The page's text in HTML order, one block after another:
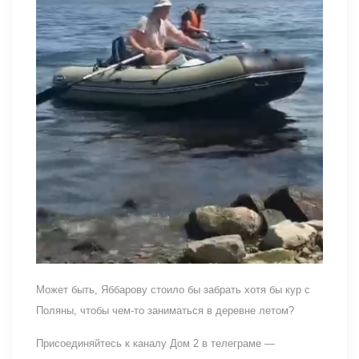
Может быть, Яббарову стоило бы забрать хотя бы кур с
Поляны, чтобы чем-то заниматься в деревне летом?
Присоединяйтесь к каналу Дом 2 в телеграме —